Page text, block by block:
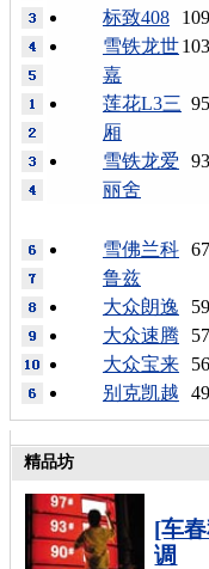
标致408
雪铁龙世
嘉
莲花L3三
厢
雪铁龙爱
丽舍
雪佛兰科
鲁兹
大众朗逸
大众速腾
大众宝来
别克凯越
精品坊
[车
调